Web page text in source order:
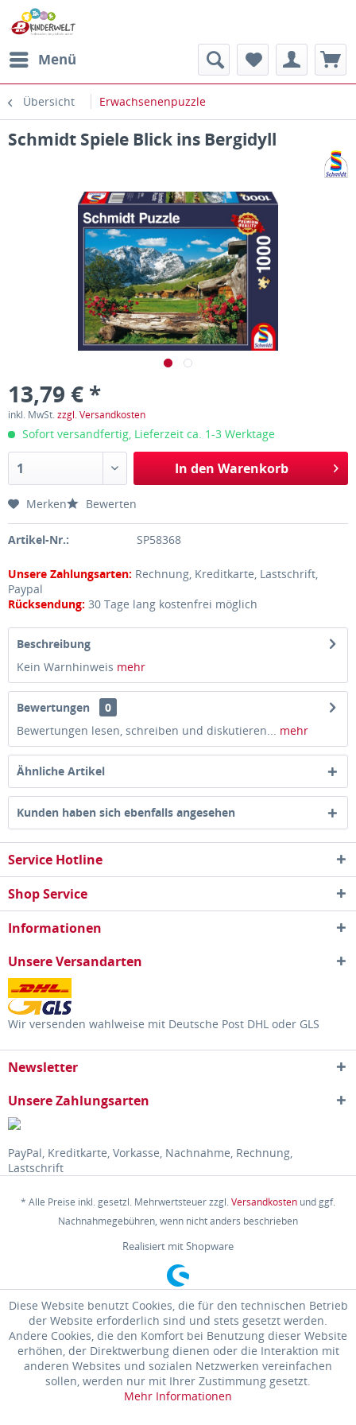
Menü
Übersicht Erwachsenenpuzzle
Schmidt Spiele Blick ins Bergidyll
13,79 € *
inkl. MwSt.zzgl. Versandkosten
Sofort versandfertig, Lieferzeit ca. 1-3 Werktage
In den Warenkorb
Merken Bewerten
Artikel-Nr.: SP58368
Unsere Zahlungsarten: Rechnung, Kreditkarte, Lastschrift,
Paypal
Rücksendung: 30 Tage lang kostenfrei möglich
Beschreibung
Kein Warnhinweis mehr
Bewertungen
0
Bewertungen lesen, schreiben und diskutieren... mehr
Ähnliche Artikel
Kunden haben sich ebenfalls angesehen
Service Hotline
Shop Service
Informationen
Unsere Versandarten
Wir versenden wahlweise mit Deutsche Post DHL oder GLS
Newsletter
Unsere Zahlungsarten
PayPal, Kreditkarte, Vorkasse, Nachnahme, Rechnung,
Lastschrift
* Alle Preise inkl. gesetzl. Mehrwertsteuer zzgl.Versandkosten und ggf.
Nachnahmegebühren, wenn nicht anders beschrieben
Realisiert mit Shopware
Diese Website benutzt Cookies, die für den technischen Betrieb
der Website erforderlich sind und stets gesetzt werden.
Andere Cookies, die den Komfort bei Benutzung dieser Website
erhöhen, der Direktwerbung dienen oder die Interaktion mit
anderen Websites und sozialen Netzwerken vereinfachen
sollen, werden nur mit Ihrer Zustimmung gesetzt.
Mehr Informationen